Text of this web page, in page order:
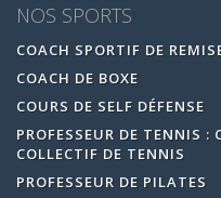
NOS SPORTS
COACH SPORTIF DE
COACH DE BOXE
COURS DE SELF DÉFENSE
PROFESSEUR DE TENNIS :
COLLECTIF DE TENNIS
PROFESSEUR DE PILATES